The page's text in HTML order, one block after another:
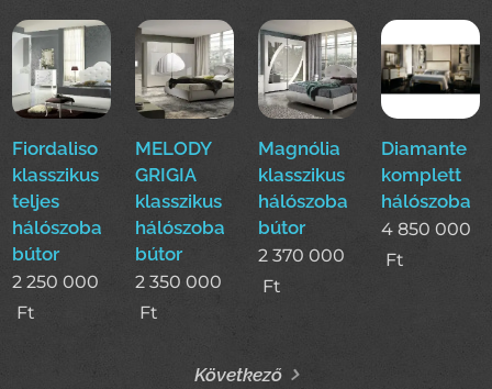
Fiordaliso
klasszikus
teljes
hálószoba
bútor
2 250 000
Ft
MELODY
GRIGIA
klasszikus
hálószoba
bútor
2 350 000
Ft
Magnólia
klasszikus
hálószoba
bútor
2 370 000
Ft
Diamante
komplett
hálószoba
4 850 000
Ft
Következő